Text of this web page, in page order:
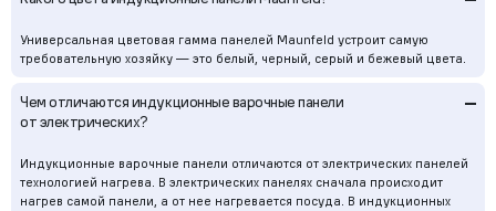
Универсальная цветовая гамма панелей Maunfeld устроит самую
требовательную хозяйку — это белый, черный, серый и бежевый цвета.
Чем отличаются индукционные варочные панели
от электрических?
–
Индукционные варочные панели отличаются от электрических панелей
технологией нагрева. В электрических панелях сначала происходит
нагрев самой панели, а от нее нагревается посуда. В индукционных